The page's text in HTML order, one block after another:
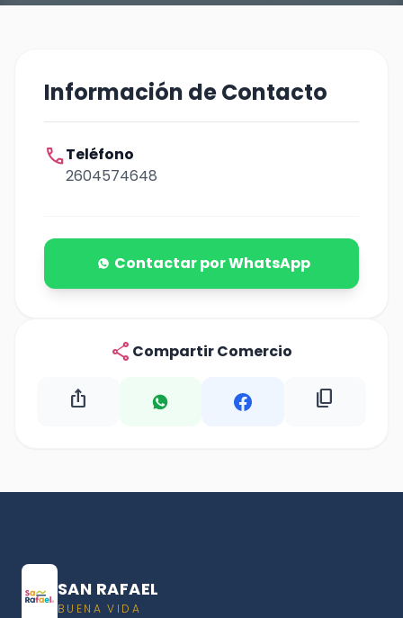
Información de Contacto
callTeléfono
2604574648
Contactar por WhatsApp
share Compartir Comercio
ios_share content_copy
SAN RAFAEL
BUENA VIDA